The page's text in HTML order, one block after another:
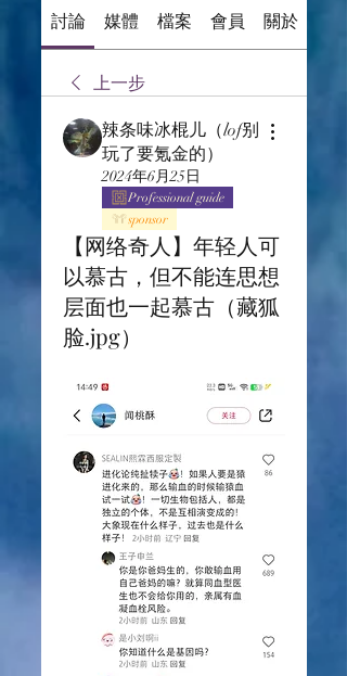
討論 媒體 檔案 會員 關於
上一步
辣条味冰棍儿（lof别
玩了要氪金的）
2024年6月25日
Professional guide
sponsor
【网络奇人】年轻人可
以慕古，但不能连思想
层面也一起慕古（藏狐
脸.jpg）